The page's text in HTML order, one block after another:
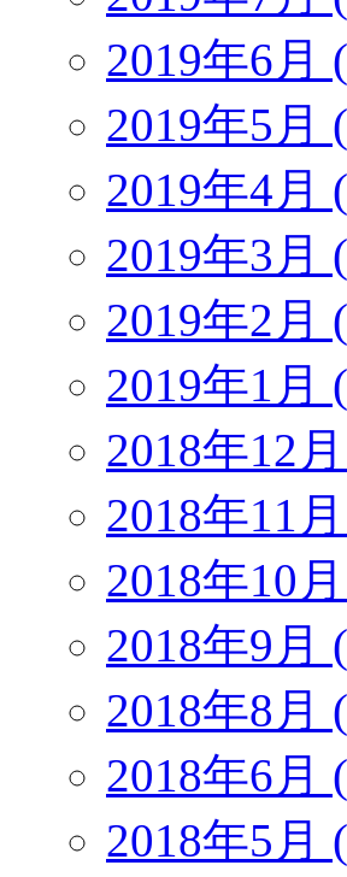
2019年6月
2019年5月
2019年4月
2019年3月
2019年2月
2019年1月
2018年12
2018年11
2018年10
2018年9月
2018年8月
2018年6月
2018年5月